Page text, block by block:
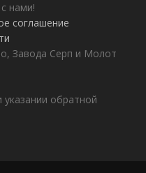
нами!
соглашение
Завода Серп и Молот
обратной